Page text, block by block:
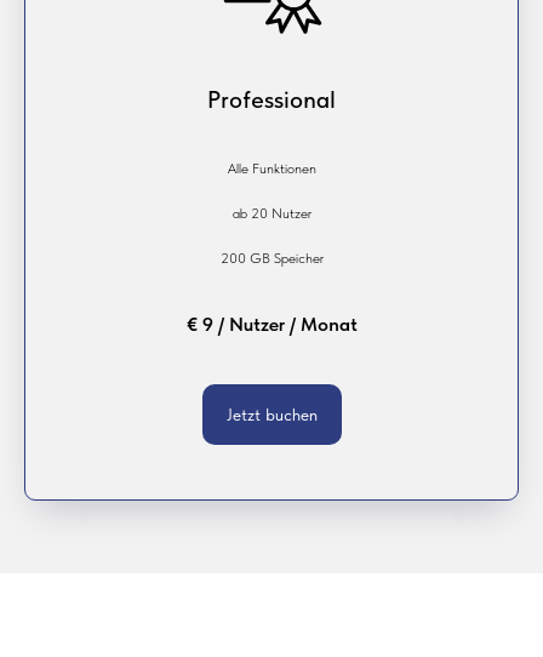
Professional
Alle Funktionen
ab 20 Nutzer
200 GB Speicher
€ 9 / Nutzer / Monat
Jetzt buchen